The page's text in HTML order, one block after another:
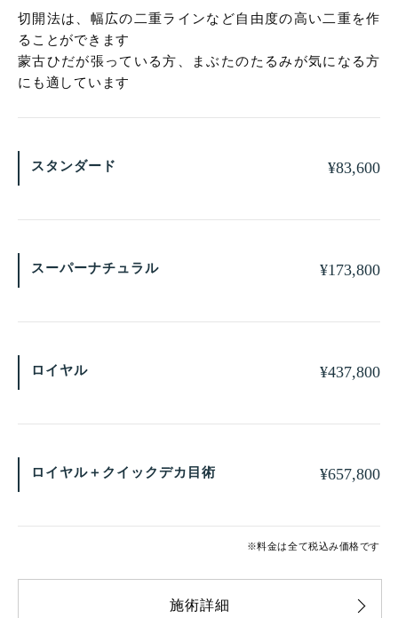
切開法は、幅広の二重ラインなど自由度の高い二重を作
ることができます
蒙古ひだが張っている方、まぶたのたるみが気になる方
にも適しています
スタンダード ¥83,600
スーパーナチュラル ¥173,800
ロイヤル ¥437,800
ロイヤル＋クイックデカ目術 ¥657,800
※料金は全て税込み価格です
施術詳細